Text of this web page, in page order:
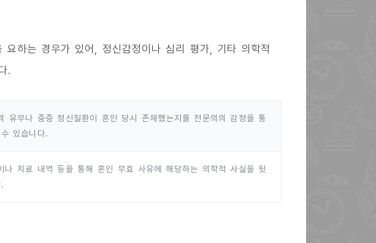
하는 경우가 있어, 정신감정이나 심리 평가, 기타 의학적
.
유무나 중증 정신질환이 혼인 당시 존재했는지를 전문의의 감정을 통
있습니다.
나 치료 내역 등을 통해 혼인 무효 사유에 해당하는 의학적 사실을 뒷